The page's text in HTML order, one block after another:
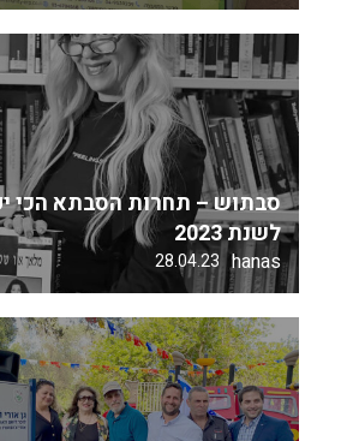
סבתוש – תחרות הסבתא הכי
לשנת 2023
hanas
28.04.23